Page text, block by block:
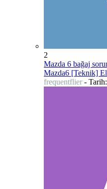
2
Mazda 6 bağaj
Mazda6 [Teknik]
frequentflier - Tarih: